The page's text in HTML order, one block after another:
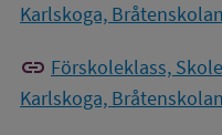
Karlskoga,
link Förskoleklass,
Karlskoga,